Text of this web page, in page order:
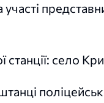
станції: село